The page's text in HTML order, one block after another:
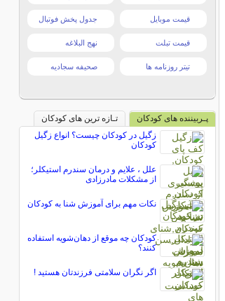
قیمت موبایل جدول پخش فوتبال
قیمت تبلت نهج البلاغه
تیتر روزنامه ها صحیفه سجادیه
پـربیننده های کودکان
تـازه ترین های کودکان
زگیل در کودکان چیست؟ انواع زگیل
کودکان
علل ، علایم و درمان سندرم استیکلر؛
از مشکلات مادرزادی
نکات مهم برای آموزش شنا به کودکان
کودکان چه موقع از دهان‌شویه استفاده
کنند؟
اگر نگران سلامتی فرزندتان هستید !